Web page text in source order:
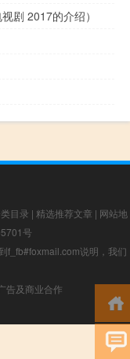
剧 2017的介绍）
目录 | 精选推荐文章 | 网站地
号
f_fb#foxmail.com说明，我们
告及商业合作